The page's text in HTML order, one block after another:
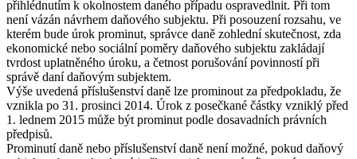
přihlédnutím k okolnostem daného případu ospravedlnit. Při tom
není vázán návrhem daňového subjektu. Při posouzení rozsahu, ve
kterém bude úrok prominut, správce daně zohlední skutečnost, zda
ekonomické nebo sociální poměry daňového subjektu zakládají
tvrdost uplatněného úroku, a četnost porušování povinností při
správě daní daňovým subjektem.
Výše uvedená příslušenství daně lze prominout za předpokladu, že
vznikla po 31. prosinci 2014. Úrok z posečkané částky vzniklý před
1. lednem 2015 může být prominut podle dosavadních právních
předpisů.
Prominutí daně nebo příslušenství daně není možné, pokud daňový